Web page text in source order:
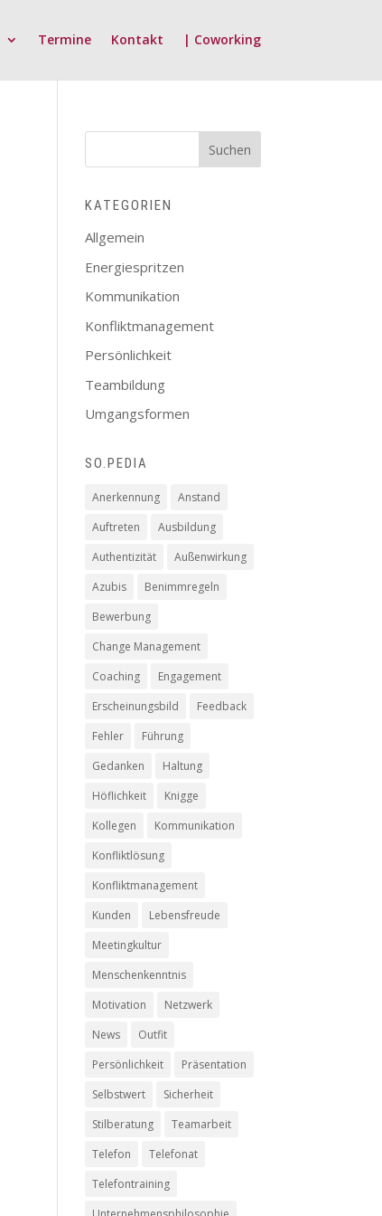
Termine Kontakt | Coworking
KATEGORIEN
Allgemein
Energiespritzen
Kommunikation
Konfliktmanagement
Persönlichkeit
Teambildung
Umgangsformen
SO.PEDIA
Anerkennung
Anstand
Auftreten
Ausbildung
Authentizität
Außenwirkung
Azubis
Benimmregeln
Bewerbung
Change Management
Coaching
Engagement
Erscheinungsbild
Feedback
Fehler
Führung
Gedanken
Haltung
Höflichkeit
Knigge
Kollegen
Kommunikation
Konfliktlösung
Konfliktmanagement
Kunden
Lebensfreude
Meetingkultur
Menschenkenntnis
Motivation
Netzwerk
News
Outfit
Persönlichkeit
Präsentation
Selbstwert
Sicherheit
Stilberatung
Teamarbeit
Telefon
Telefonat
Telefontraining